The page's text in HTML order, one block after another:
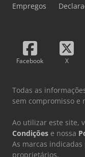
Empregos
Facebook X
Todas as
sem compromisso e
Ao utilizar este site,
Condições e nossa
As marcas
proprietários.